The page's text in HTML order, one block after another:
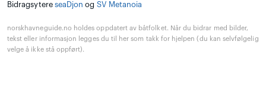
Bidragsytere seaDjon og SV Metanoia
norskhavneguide.no holdes oppdatert av båtfolket. Når du bidrar med bilder,
tekst eller informasjon legges du til her som takk for hjelpen (du kan selvfølgelig
velge å ikke stå oppført).